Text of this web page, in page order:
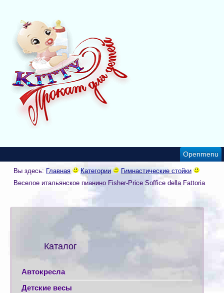
Openmenu
Вы здесь: Главная Категории
Гимнастические стойки
Веселое итальянское пианино Fisher-Price Soffice della Fattoria
Каталог
Автокресла
Детские весы